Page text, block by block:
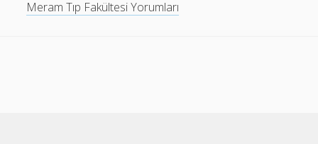
Meram Tıp Fakültesi Yorumları